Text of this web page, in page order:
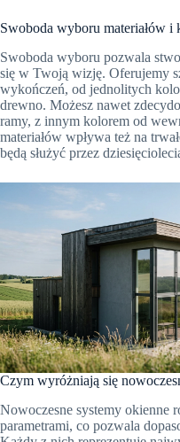
Swoboda wyboru materiałów i
Swoboda wyboru pozwala
się w Twoją wizję. Oferujemy
wykończeń, od jednolitych
drewno. Możesz nawet
ramy, z innym kolorem od
materiałów wpływa też na
będą służyć przez
Czym wyróżniają się
Nowoczesne systemy okienne
parametrami, co pozwala